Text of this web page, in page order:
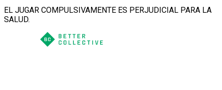
EL JUGAR COMPULSIVAMENTE ES PERJUDICIAL PARA LA
SALUD.